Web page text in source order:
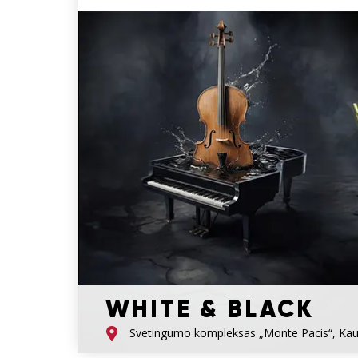
WHITE & BLACK
Svetingumo kompleksas „Monte Pacis“,